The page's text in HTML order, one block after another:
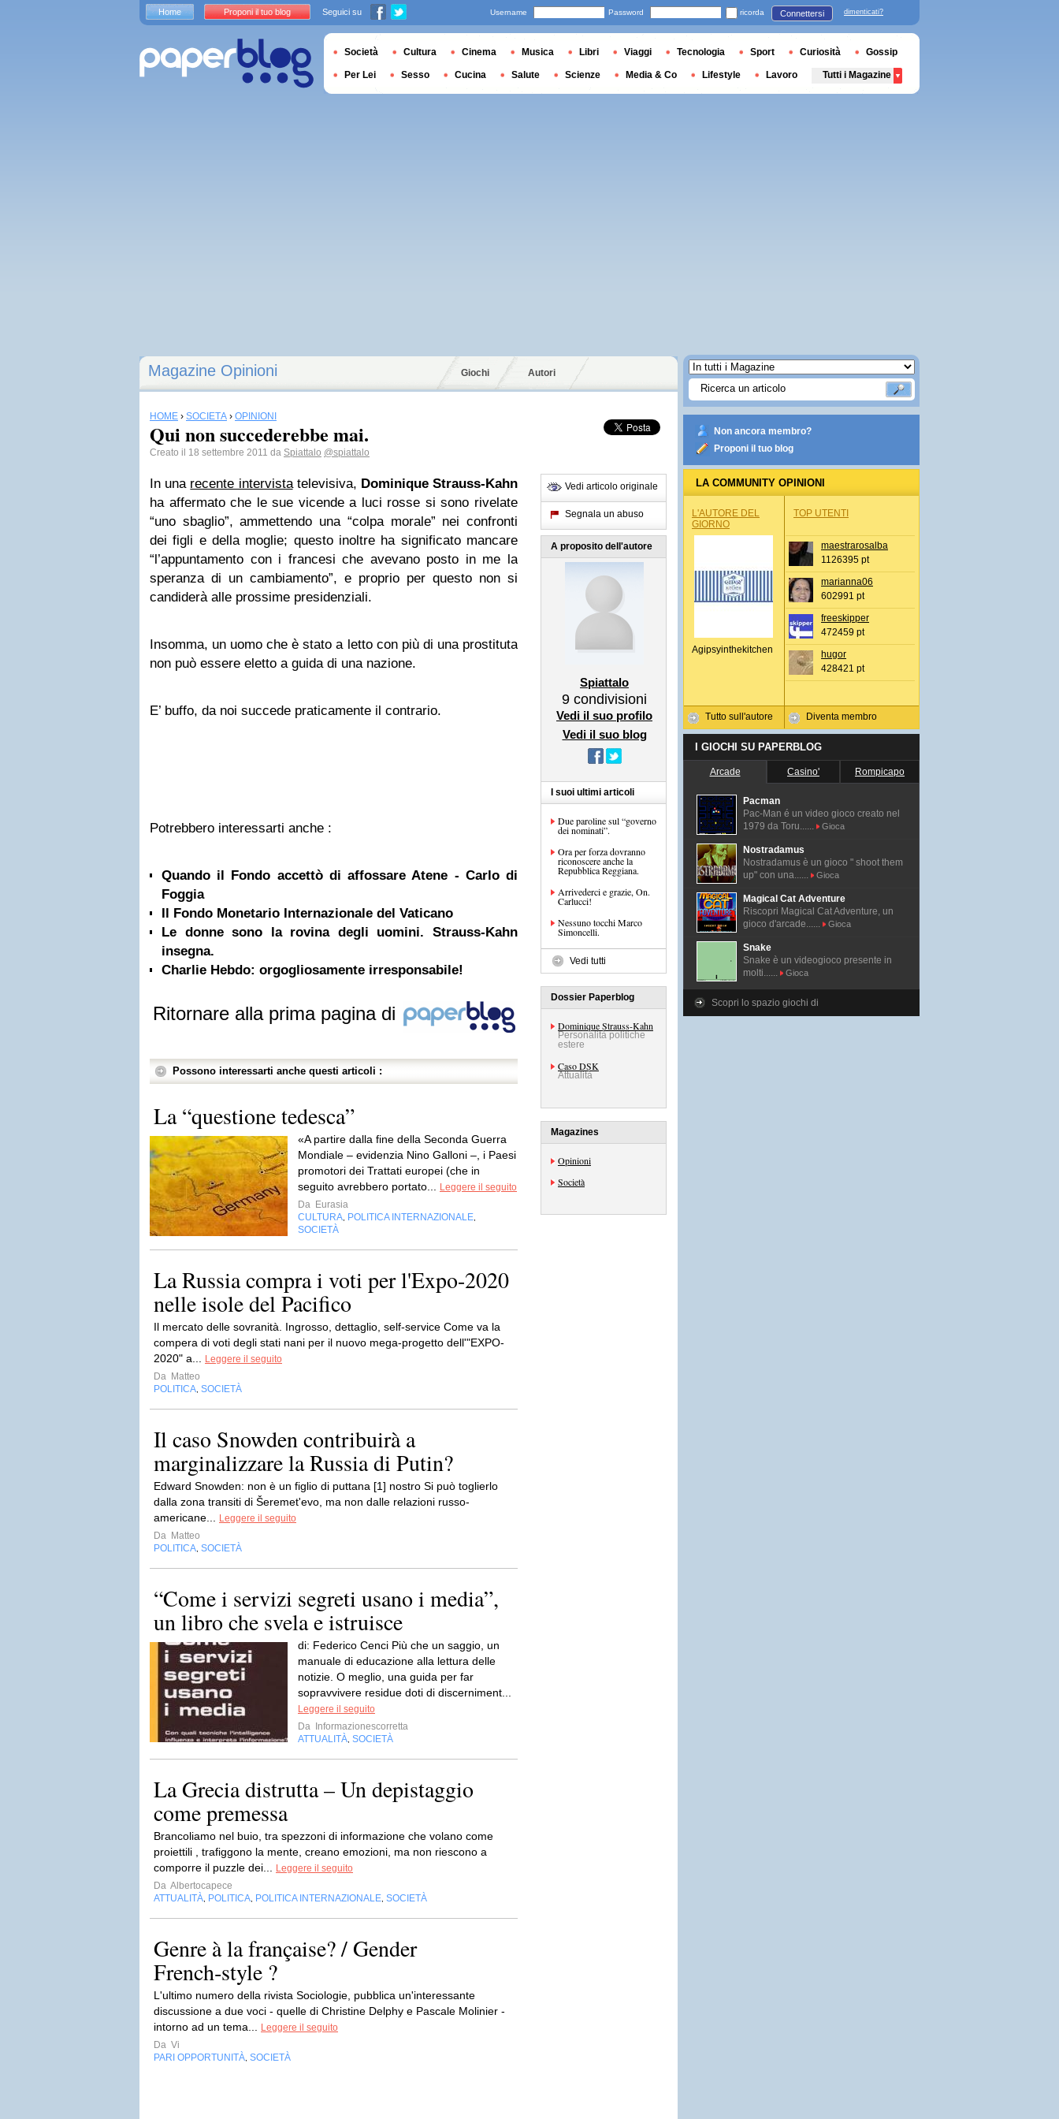
Magazine Opinioni Giochi Autori
HOME › SOCIETÀ › OPINIONI
Qui non succederebbe mai.
Creato il 18 settembre 2011 da Spiattalo @spiattalo
In una recente intervistatelevisiva, Dominique Strauss-Kahn
ha affermato che le sue vicende a luci rosse si sono rivelate
“uno sbaglio”, ammettendo una “colpa morale” nei confronti
dei figli e della moglie; questo inoltre ha significato mancare
“l’appuntamento con i francesi che avevano posto in me la
speranza di un cambiamento”, e proprio per questo non si
candiderà alle prossime presidenziali.
Insomma, un uomo che è stato a letto con più di una prostituta
non può essere eletto a guida di una nazione.
E’ buffo, da noi succede praticamente il contrario.
Potrebbero interessarti anche :
Quando il Fondo accettò di affossare Atene - Carlo di
Foggia
Il Fondo Monetario Internazionale del Vaticano
Le donne sono la rovina degli uomini. Strauss-Kahn
insegna.
Charlie Hebdo: orgogliosamente irresponsabile!
Ritornare alla prima pagina di
Possono interessarti anche questi articoli :
La “questione tedesca”
«A partire dalla fine della Seconda Guerra
Mondiale – evidenzia Nino Galloni –, i Paesi
promotori dei Trattati europei (che in
seguito avrebbero portato...
Leggere il seguito
Da Eurasia
CULTURA POLITICA INTERNAZIONALE
SOCIETÀ
La Russia compra i voti per l'Expo-2020
nelle isole del Pacifico
Il mercato delle sovranità. Ingrosso, dettaglio, self-service Come va la
compera di voti degli stati nani per il nuovo mega-progetto dell'"EXPO-
2020" a...
Leggere il seguito
Da Matteo
POLITICA SOCIETÀ
Il caso Snowden contribuirà a
marginalizzare la Russia di Putin?
Edward Snowden: non è un figlio di puttana [1] nostro Si può toglierlo
dalla zona transiti di Šeremet'evo, ma non dalle relazioni russo-
americane...
Leggere il seguito
Da Matteo
POLITICA SOCIETÀ
“Come i servizi segreti usano i media”,
un libro che svela e istruisce
di: Federico Cenci Più che un saggio, un
manuale di educazione alla lettura delle
notizie. O meglio, una guida per far
sopravvivere residue doti di discerniment...
Leggere il seguito
Da
Informazionescorretta
ATTUALITÀ SOCIETÀ
La Grecia distrutta – Un depistaggio
come premessa
Brancoliamo nel buio, tra spezzoni di informazione che volano come
proiettili , trafiggono la mente, creano emozioni, ma non riescono a
comporre il puzzle dei...
Leggere il seguito
Da Albertocapece
ATTUALITÀ POLITICA POLITICA INTERNAZIONALE SOCIETÀ
Genre à la française? / Gender
French‑style ?
L'ultimo numero della rivista Sociologie, pubblica un'interessante
discussione a due voci - quelle di Christine Delphy e Pascale Molinier -
intorno ad un tema...
Leggere il seguito
Da Vi
PARI OPPORTUNITÀ SOCIETÀ
Vedi articolo originale
Segnala un abuso
A proposito dell'autore
Spiattalo
9 condivisioni
Vedi il suo profilo
Vedi il suo blog
I suoi ultimi articoli
Due paroline sul “governo
dei nominati”.
Ora per forza dovranno
riconoscere anche la
Repubblica Reggiana.
Arrivederci e grazie, On.
Carlucci!
Nessuno tocchi Marco
Simoncelli.
Vedi tutti
Dossier Paperblog
Dominique Strauss-Kahn
Personalità politiche
estere
Caso DSK
Attualità
Magazines
Opinioni
Società
Non ancora membro?
Proponi il tuo blog
LA COMMUNITY OPINIONI
L'AUTORE DEL
GIORNO
Agipsyinthekitchen
Tutto sull'autore
TOP UTENTI
maestrarosalba
1126395 pt
marianna06
602991 pt
freeskipper
472459 pt
hugor
428421 pt
Diventa membro
I GIOCHI SU PAPERBLOG
Arcade Casino' Rompicapo
Pacman
Pac-Man é un video gioco creato nel
1979 da Toru......
Gioca
Nostradamus
Nostradamus è un gioco " shoot them
up" con una......
Gioca
Magical Cat Adventure
Riscopri Magical Cat Adventure, un
gioco d'arcade......
Gioca
Snake
Snake è un videogioco presente in
molti......
Gioca
Scopri lo spazio giochi di
Home Proponi il tuo blog Seguici su Username Password ricorda Connettersi dimenticati?
Società Cultura Cinema Musica Libri Viaggi Tecnologia Sport Curiosità Gossip
Per Lei Sesso Cucina Salute Scienze Media & Co Lifestyle Lavoro Tutti i Magazine